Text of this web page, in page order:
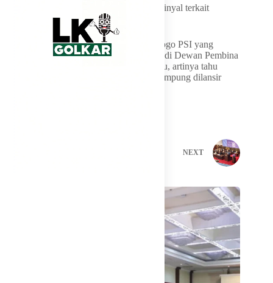
Kota Bandar Lampung, Jokowi memberi sinyal terkait
posisinya di partai tersebut.
Jokowi awalnya ditanya apakah jaket berlogo PSI yang
dipakainya menjadi penanda dirinya menjadi Dewan Pembina
PSI. “Kalau seseorang sudah memakai baju, artinya tahu
sendiri,” kata Jokowi singkat di Bandar Lampung dilansir
NEXT